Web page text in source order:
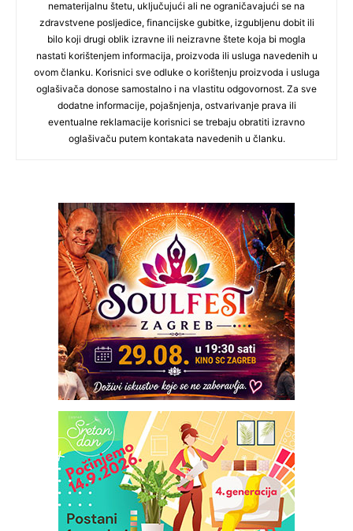
nematerijalnu štetu, uključujući ali ne ograničavajući se na
zdravstvene posljedice, financijske gubitke, izgubljenu dobit ili
bilo koji drugi oblik izravne ili neizravne štete koja bi mogla
nastati korištenjem informacija, proizvoda ili usluga navedenih u
ovom članku. Korisnici sve odluke o korištenju proizvoda i usluga
oglašivača donose samostalno i na vlastitu odgovornost. Za sve
dodatne informacije, pojašnjenja, ostvarivanje prava ili
eventualne reklamacije korisnici se trebaju obratiti izravno
oglašivaču putem kontakata navedenih u članku.